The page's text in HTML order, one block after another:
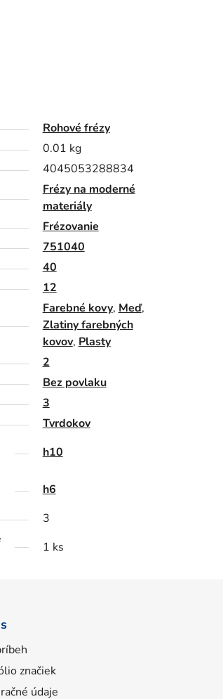
Rohové frézy
0.01 kg
4045053288834
Frézy na moderné
materiály
Frézovanie
751040
40
12
Farebné kovy, Meď,
Zlatiny farebných
kovov, Plasty
2
Bez povlaku
3
Tvrdokov
h10
h6
3
1 ks
značiek
údaje